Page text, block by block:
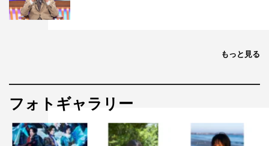
もっと見る
フォトギャラリー